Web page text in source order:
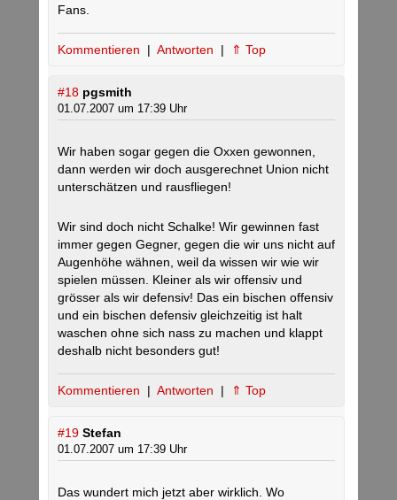
Fans.
Kommentieren | Antworten | ⇑ Top
#18 pgsmith
01.07.2007 um 17:39 Uhr
Wir haben sogar gegen die Oxxen gewonnen,
dann werden wir doch ausgerechnet Union nicht
unterschätzen und rausfliegen!
Wir sind doch nicht Schalke! Wir gewinnen fast
immer gegen Gegner, gegen die wir uns nicht auf
Augenhöhe wähnen, weil da wissen wir wie wir
spielen müssen. Kleiner als wir offensiv und
grösser als wir defensiv! Das ein bischen offensiv
und ein bischen defensiv gleichzeitig ist halt
waschen ohne sich nass zu machen und klappt
deshalb nicht besonders gut!
Kommentieren | Antworten | ⇑ Top
#19 Stefan
01.07.2007 um 17:39 Uhr
Das wundert mich jetzt aber wirklich. Wo